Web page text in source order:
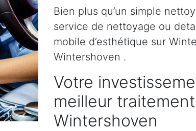
Bien plus qu’un simple
service de nettoyage ou
mobile d’esthétique sur
Wintershoven .
Votre
meilleur
Wintershoven